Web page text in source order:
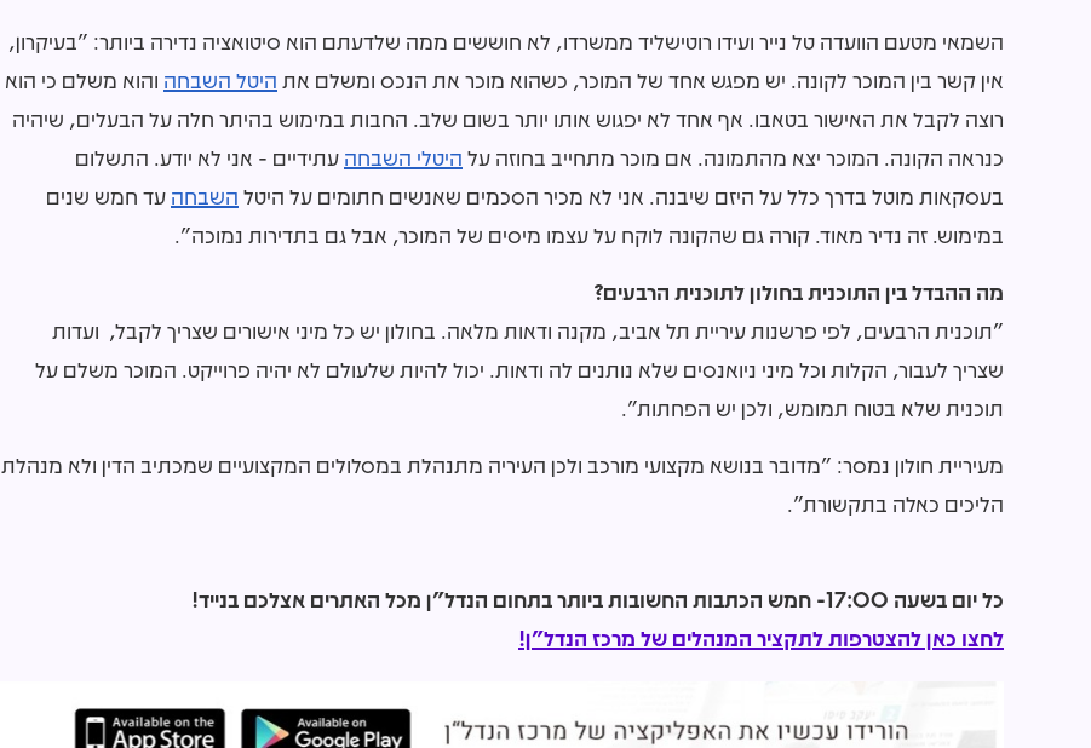
השמאי מטעם הוועדה טל נייר ועידו רוטישליד ממשרדו, לא חוששים ממה שלדעתם הוא סיטואציה נדירה ביותר: "בעיקרון,
אין קשר בין המוכר לקונה. יש מפגש אחד של המוכר, כשהוא מוכר את הנכס ומשלם את היטל השבחה והוא משלם כי הוא
רוצה לקבל את האישור בטאבו. אף אחד לא יפגוש אותו יותר בשום שלב. החבות במימוש בהיתר חלה על הבעלים, שיהיה
כנראה הקונה. המוכר יצא מהתמונה. אם מוכר מתחייב בחוזה על היטלי השבחה עתידיים - אני לא יודע. התשלום
בעסקאות מוטל בדרך כלל על היזם שיבנה. אני לא מכיר הסכמים שאנשים חתומים על היטל השבחה עד חמש שנים
במימוש. זה נדיר מאוד. קורה גם שהקונה לוקח על עצמו מיסים של המוכר, אבל גם בתדירות נמוכה".
מה ההבדל בין התוכנית בחולון לתוכנית הרבעים?
"תוכנית הרבעים, לפי פרשנות עיריית תל אביב, מקנה ודאות מלאה. בחולון יש כל מיני אישורים שצריך לקבל, ועדות
שצריך לעבור, הקלות וכל מיני ניואנסים שלא נותנים לה ודאות. יכול להיות שלעולם לא יהיה פרוייקט. המוכר משלם על
תוכנית שלא בטוח תמומש, ולכן יש הפחתות".
מעיריית חולון נמסר: "מדובר בנושא מקצועי מורכב ולכן העיריה מתנהלת במסלולים המקצועיים שמכתיב הדין ולא מנהלת
הליכים כאלה בתקשורת".
כל יום בשעה 17:00- חמש הכתבות החשובות ביותר בתחום הנדל"ן מכל האתרים אצלכם בנייד!
לחצו כאן להצטרפות לתקציר המנהלים של מרכז הנדל"ן!